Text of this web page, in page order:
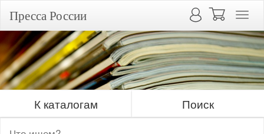
Пресса России
К каталогам Поиск